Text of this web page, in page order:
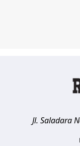
Jl. Saladara